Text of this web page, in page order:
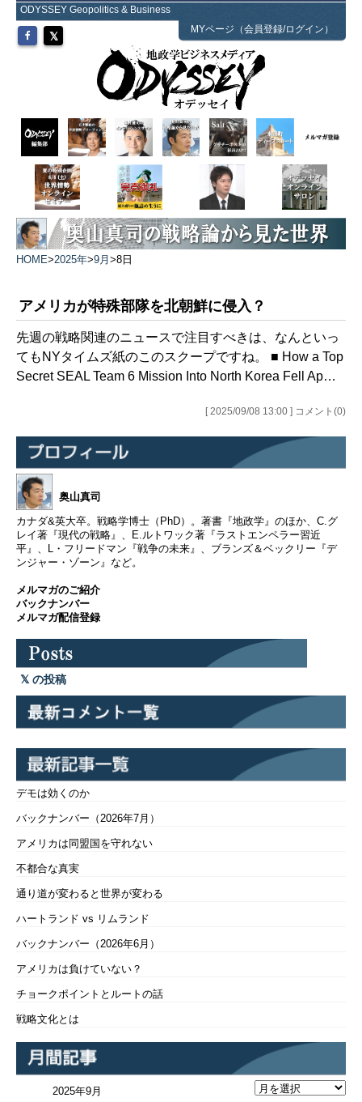
ODYSSEY Geopolitics & Business
MYページ（会員登録/ログイン）
HOME>2025年>9月 >8日
アメリカが特殊部隊を北朝鮮に侵入？
先週の戦略関連のニュースで注目すべきは、なんといっ
てもNYタイムズ紙のこのスクープですね。 ■ How a Top
Secret SEAL Team 6 Mission Into North Korea Fell Ap…
[ 2025/09/08 13:00 ] コメント(0)
奥山真司
カナダ&英大卒。戦略学博士（PhD）。著書『地政学』のほか、C.グ
レイ著『現代の戦略』、E.ルトワック著『ラストエンペラー習近
平』、L・フリードマン『戦争の未来』、ブランズ＆ベックリー『デ
ンジャー・ゾーン』など。
メルマガのご紹介
バックナンバー
メルマガ配信登録
の投稿
デモは効くのか
バックナンバー（2026年7月）
アメリカは同盟国を守れない
不都合な真実
通り道が変わると世界が変わる
ハートランド vs リムランド
バックナンバー（2026年6月）
アメリカは負けていない？
チョークポイントとルートの話
戦略文化とは
2025年9月